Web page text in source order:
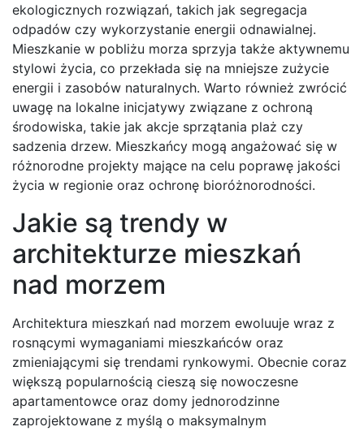
ekologicznych rozwiązań, takich jak segregacja
odpadów czy wykorzystanie energii odnawialnej.
Mieszkanie w pobliżu morza sprzyja także aktywnemu
stylowi życia, co przekłada się na mniejsze zużycie
energii i zasobów naturalnych. Warto również zwrócić
uwagę na lokalne inicjatywy związane z ochroną
środowiska, takie jak akcje sprzątania plaż czy
sadzenia drzew. Mieszkańcy mogą angażować się w
różnorodne projekty mające na celu poprawę jakości
życia w regionie oraz ochronę bioróżnorodności.
Jakie są trendy w
architekturze mieszkań
nad morzem
Architektura mieszkań nad morzem ewoluuje wraz z
rosnącymi wymaganiami mieszkańców oraz
zmieniającymi się trendami rynkowymi. Obecnie coraz
większą popularnością cieszą się nowoczesne
apartamentowce oraz domy jednorodzinne
zaprojektowane z myślą o maksymalnym